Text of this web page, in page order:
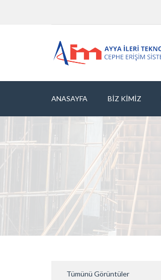
ANASAYFA BIZ KIMIZ
Tümünü Görüntüler